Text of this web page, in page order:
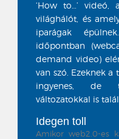
‘How to …’ videó,
világhálót, és
iparágak
időpontban
demand video)
van szó. Ezeknek
ingyenes, de
változatokkal is
Idegen toll
Amikor web2.0-es